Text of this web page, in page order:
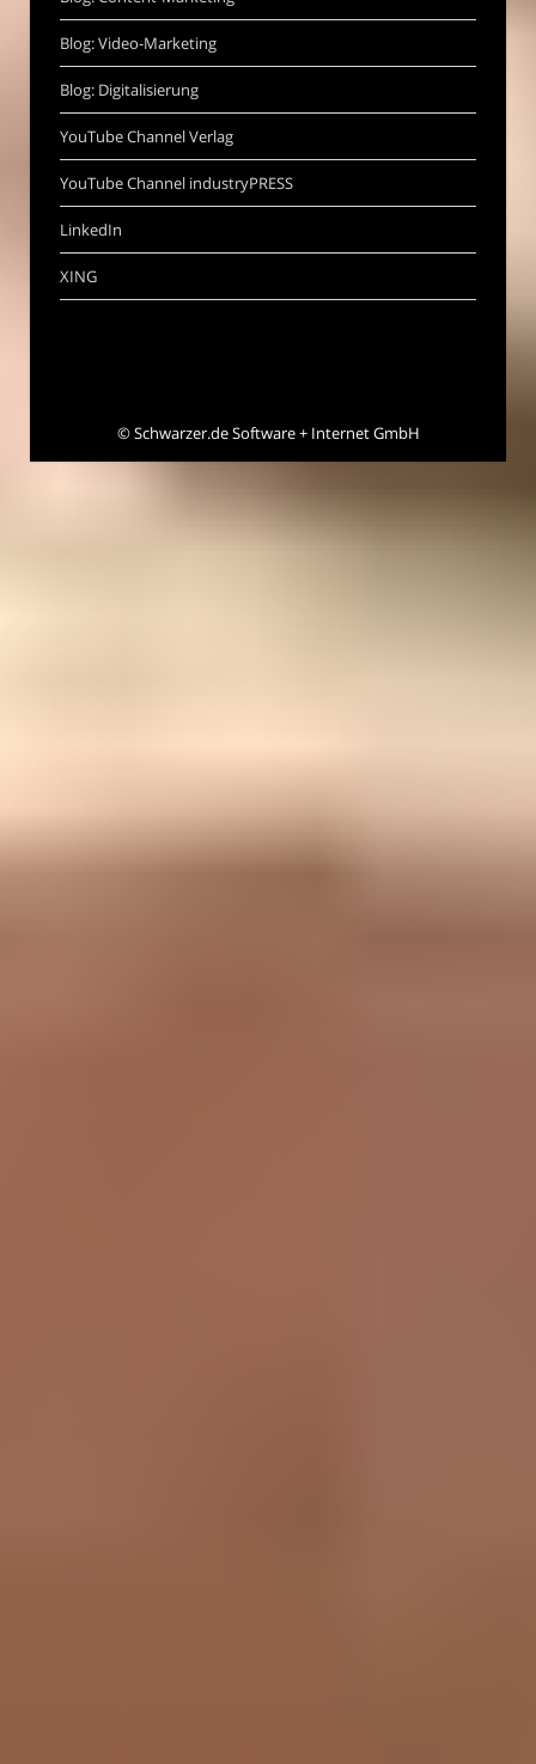
Blog: Video-Marketing
Blog: Digitalisierung
YouTube Channel Verlag
YouTube Channel industryPRESS
LinkedIn
XING
©Schwarzer.de Software + Internet GmbH